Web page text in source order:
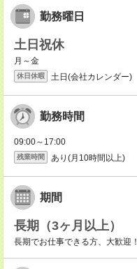
勤務曜日
土日祝休
月～金
休日休暇 土日(会社カレンダー)
勤務時間
09:00～17:00
残業時間 あり(月10時間以上)
期間
長期（3ヶ月以上）
長期でお仕事できる方、大歓迎！